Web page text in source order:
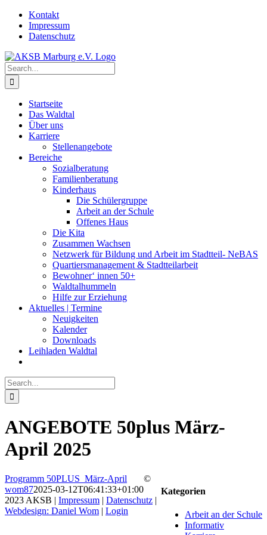
Skip
content
Kontakt
Impressum
Datenschutz
Search
for:
Startseite
Das Waldtal
Über uns
Karriere
Stellenangebote
Bereiche
Sozialberatung
Familienberatung
Kinderhaus
Die Schülergruppe
Arbeit an der Schule
Offenes Haus
Die Kita
Zusammen Wachsen
Netzwerk für Bildung und Arbeit im Stadtteil- NeBAS
Quartiersmanagement & Stadtteilarbeit
Bewohner‘ innen 50+
Waldtalhummeln
Hilfe zur Erziehung
Aktuelles | Termine
Neuigkeiten
Kalender
Downloads
Leihladen Waldtal
Search
for:
ANGEBOTE 50plus März-
April 2025
Programm 50PLUS_März-April
wom872025-03-12T06:41:33+01:00 Kategorien
Arbeit an der Schule
Informativ
©
2023 AKSB | Impressum | Datenschutz |
Webdesign: Daniel Wom | Login